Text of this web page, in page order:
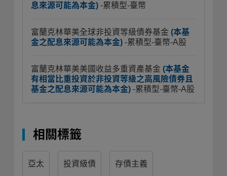
息來源可能為本金) -累積型-臺幣
富蘭克林華美全球非投資等級債券基金 (本基
金之配息來源可能為本金) -累積型-臺幣-A股
富蘭克林華美美國收益多重資產基金 (本基金
有相當比重投資於非投資等級之高風險債券且
基金之配息來源可能為本金) -累積型-臺幣-A股
相關標籤
亞太 投資級債 存債主義